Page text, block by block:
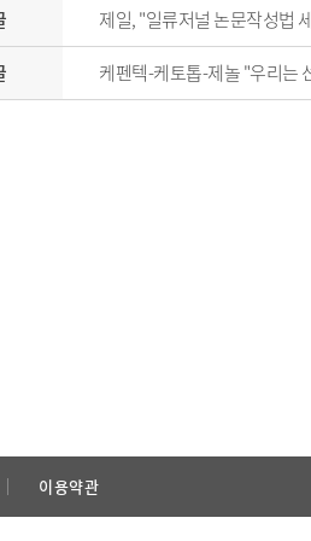
제일, "일류저널 논문작성법
케펜텍-케토톱-제놀 "우리는
이용약관